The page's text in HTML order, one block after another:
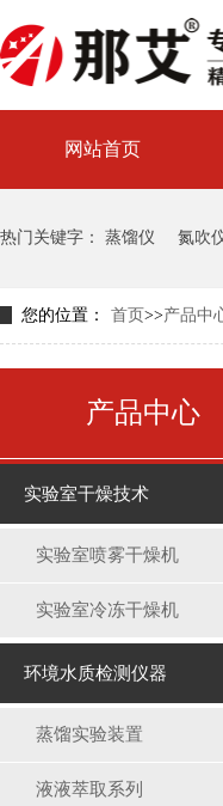
网站首页
喷雾干燥机试验中
热门关键字： 蒸馏仪 氮吹
您的位置： 首页 >>产品中
产品中心
实验室干燥技术
实验室喷雾干燥机
实验室冷冻干燥机
环境水质检测仪器
蒸馏实验装置
液液萃取系列